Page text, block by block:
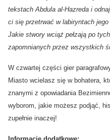
tekstach Abdula al-Hazreda i
ci się przetrwać w labiryntach
Jakie stwory wciąż pełzają po
zapomnianych przez wszystkich
W czwartej części gier
Miasto wcielasz się w bohatera,
znanymi z opowiadania
wyborom, jakie możesz podjąć,
zupełnie inaczej!